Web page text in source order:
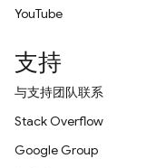
YouTube
支持
与支持团队联系
Stack Overflow
Google Group